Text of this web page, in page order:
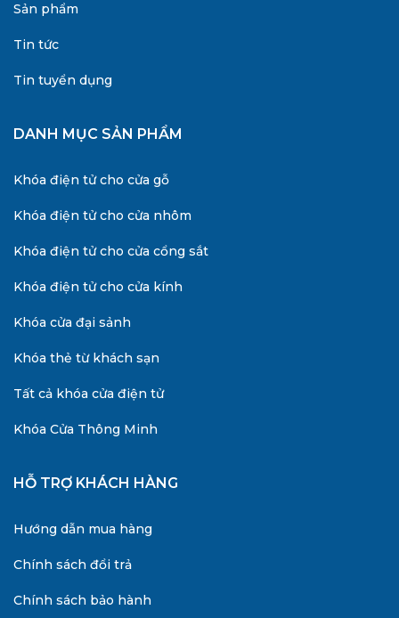
Sản phẩm
Tin tức
Tin tuyển dụng
DANH MỤC SẢN PHẨM
Khóa điện tử cho cửa gỗ
Khóa điện tử cho cửa nhôm
Khóa điện tử cho cửa cổng sắt
Khóa điện tử cho cửa kính
Khóa cửa đại sảnh
Khóa thẻ từ khách sạn
Tất cả khóa cửa điện tử
Khóa Cửa Thông Minh
HỖ TRỢ KHÁCH HÀNG
Hướng dẫn mua hàng
Chính sách đổi trả
Chính sách bảo hành